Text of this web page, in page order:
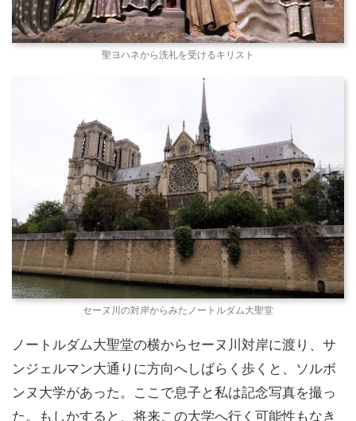
聖ヨハネから洗礼を受けるキリスト
セーヌ川の対岸からみたノートルダム大聖堂
ノートルダム大聖堂の横からセーヌ川対岸に渡り、サ
ンジェルマン大通りに方向へしばらく歩くと、ソルボ
ンヌ大学があった。ここで息子と私は記念写真を撮っ
た。もしかすると、将来この大学へ行く可能性もなき